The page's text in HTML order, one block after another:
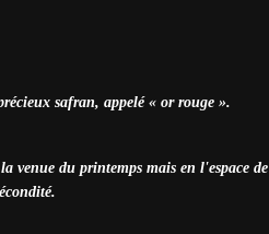
safran, appelé « or rouge ».
venue du printemps mais en l'espace de